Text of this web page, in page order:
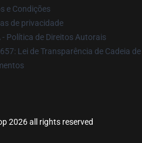
e Condições
de privacidade
- Política de Direitos Autorais
Lei de Transparência de Cadeia de
2026 all rights reserved